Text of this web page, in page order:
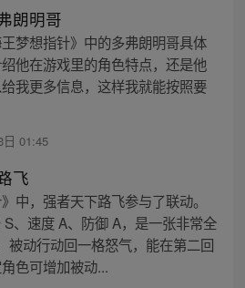
朗明哥
梦想指针》中的多弗朗明哥具体
他在游戏里的角色特点，还是他
我更多信息，这样我就能按照要
日 01:45
飞
中，强者天下路飞参与了联动。
、速度 A、防御 A，是一张非常全
被动行动回一格怒气，能在第二回
色可增加被动...